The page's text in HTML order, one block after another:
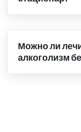
Можно ли
алкоголизм